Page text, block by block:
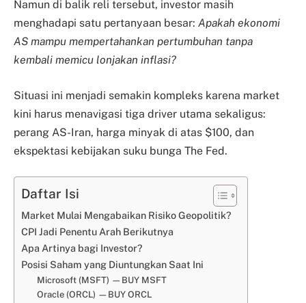
Namun di balik reli tersebut, investor masih
menghadapi satu pertanyaan besar: Apakah ekonomi
AS mampu mempertahankan pertumbuhan tanpa
kembali memicu lonjakan inflasi?
Situasi ini menjadi semakin kompleks karena market
kini harus menavigasi tiga driver utama sekaligus:
perang AS-Iran, harga minyak di atas $100, dan
ekspektasi kebijakan suku bunga The Fed.
Daftar Isi
Market Mulai Mengabaikan Risiko Geopolitik?
CPI Jadi Penentu Arah Berikutnya
Apa Artinya bagi Investor?
Posisi Saham yang Diuntungkan Saat Ini
Microsoft (MSFT) —BUY MSFT
Oracle (ORCL) —BUY ORCL